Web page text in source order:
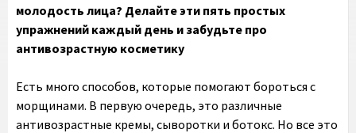
молодость лица? Делайте эти пять простых
упражнений каждый день и забудьте про
антивозрастную косметику
Есть много способов, которые помогают бороться с
морщинами. В первую очередь, это различные
антивозрастные кремы, сыворотки и ботокс. Но все это